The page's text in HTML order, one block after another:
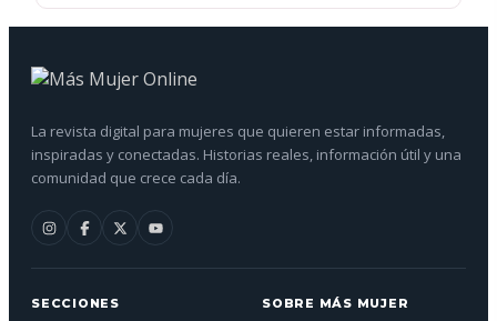
La revista digital para mujeres que quieren estar informadas,
inspiradas y conectadas. Historias reales, información útil y una
comunidad que crece cada día.
SECCIONES SOBRE MÁS MUJER